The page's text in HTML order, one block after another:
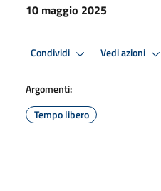
10 maggio 2025
Condividi Vedi azioni
Argomenti:
Tempo libero